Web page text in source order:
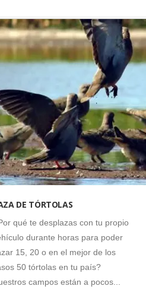
Argentina •Caza •Córdoba•
Tórtolas
DE TÓRTOLAS
qué te desplazas con tu propio
durante horas para poder
15, 20 o en el mejor de los
50 tórtolas en tu país?
campos están a pocos...